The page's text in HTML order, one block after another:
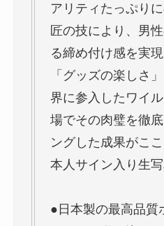
アリティたっぷりに
匠の技により、男
る締め付け感を実現
「グッズの楽しさ
界に参入したワイ
場でその肉璧を徹
ングした成果がここ
本人サイン入り生写
●日本製の最高品質